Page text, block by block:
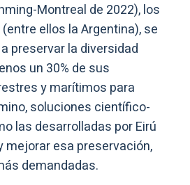
Montreal de 2022), los
ellos la Argentina), se
preservar la diversidad
un 30% de sus
y marítimos para
soluciones científico-
las desarrolladas por Eirú
mejorar esa preservación,
demandadas.